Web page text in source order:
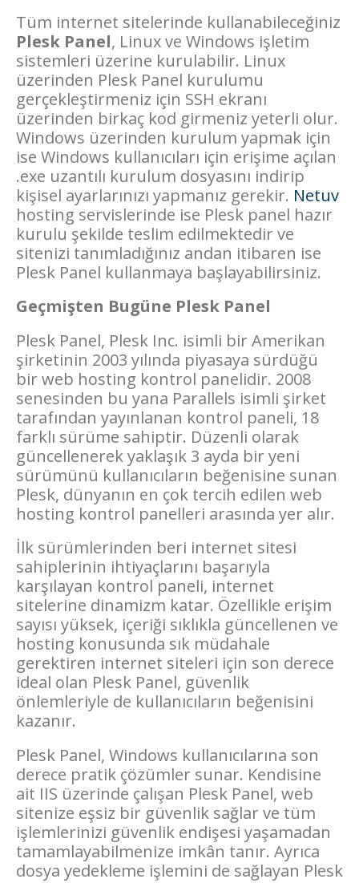
Tüm internet sitelerinde kullanabileceğiniz
Plesk Panel, Linux ve Windows işletim
sistemleri üzerine kurulabilir. Linux
üzerinden Plesk Panel kurulumu
gerçekleştirmeniz için SSH ekranı
üzerinden birkaç kod girmeniz yeterli olur.
Windows üzerinden kurulum yapmak için
ise Windows kullanıcıları için erişime açılan
.exe uzantılı kurulum dosyasını indirip
kişisel ayarlarınızı yapmanız gerekir. Netuv
hosting servislerinde ise Plesk panel hazır
kurulu şekilde teslim edilmektedir ve
sitenizi tanımladığınız andan itibaren ise
Plesk Panel kullanmaya başlayabilirsiniz.
Geçmişten Bugüne Plesk Panel
Plesk Panel, Plesk Inc. isimli bir Amerikan
şirketinin 2003 yılında piyasaya sürdüğü
bir web hosting kontrol panelidir. 2008
senesinden bu yana Parallels isimli şirket
tarafından yayınlanan kontrol paneli, 18
farklı sürüme sahiptir. Düzenli olarak
güncellenerek yaklaşık 3 ayda bir yeni
sürümünü kullanıcıların beğenisine sunan
Plesk, dünyanın en çok tercih edilen web
hosting kontrol panelleri arasında yer alır.
İlk sürümlerinden beri internet sitesi
sahiplerinin ihtiyaçlarını başarıyla
karşılayan kontrol paneli, internet
sitelerine dinamizm katar. Özellikle erişim
sayısı yüksek, içeriği sıklıkla güncellenen ve
hosting konusunda sık müdahale
gerektiren internet siteleri için son derece
ideal olan Plesk Panel, güvenlik
önlemleriyle de kullanıcıların beğenisini
kazanır.
Plesk Panel, Windows kullanıcılarına son
derece pratik çözümler sunar. Kendisine
ait IIS üzerinde çalışan Plesk Panel, web
sitenize eşsiz bir güvenlik sağlar ve tüm
işlemlerinizi güvenlik endişesi yaşamadan
tamamlayabilmenize imkân tanır. Ayrıca
dosya yedekleme işlemini de sağlayan Plesk